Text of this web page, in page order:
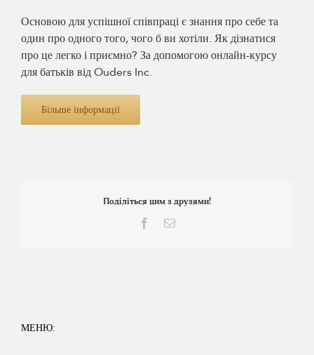
Основою для успішної співпраці є знання про себе та
один про одного того, чого б ви хотіли. Як дізнатися
про це легко і приємно? За допомогою онлайн-курсу
для батьків від Ouders Inc.
Більше інформації
Поділіться цим з друзями!
FacebookЕлектронна
МЕНЮ: